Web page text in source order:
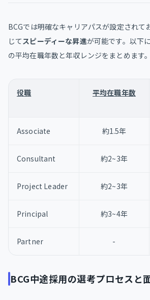
BCGでは明確なキャリアパスが設定されて
じてスピーディーな昇進が可能です。以下
の平均在職年数と年収レンジをまとめます。
役職 平均在職年数
Associate 約1.5年
Consultant 約2~3年
Project Leader 約2~3年
Principal 約3~4年
Partner -
BCG中途採用の選考プロセスと